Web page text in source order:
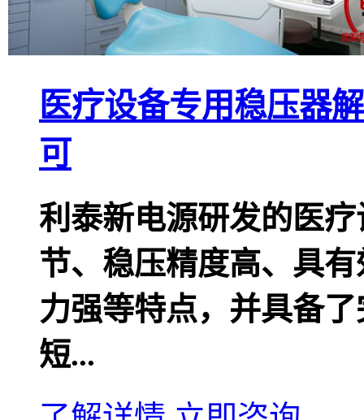
医疗设备专用稳压器
可
利泰新电源研发的医
节、稳压精度高、具
力强等特点，并具备
短...